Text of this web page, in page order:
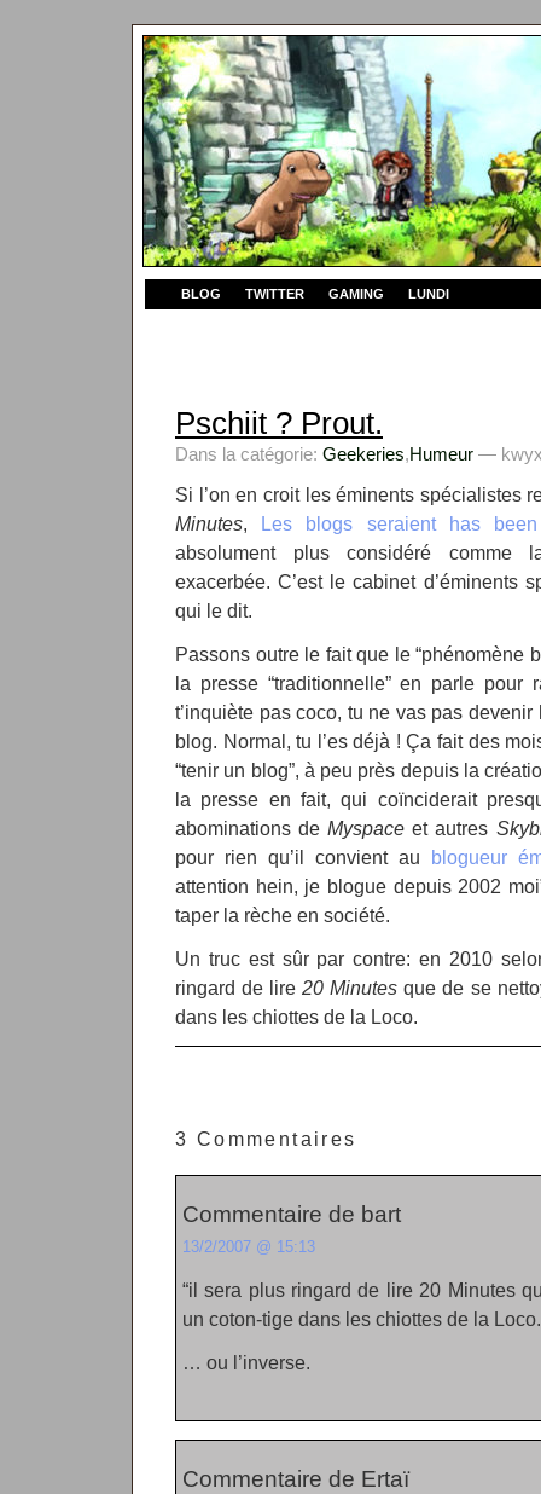
BLOG TWITTER GAMING LUNDI
Pschiit ? Prout.
Dans la catégorie: Geekeries,Humeur —
Si l’on en croit les éminents spécialistes
Minutes, Les blogs seraient has been
absolument plus considéré comme
exacerbée. C’est le cabinet d’éminents
qui le dit.
Passons outre le fait que le “phénomène
la presse “traditionnelle” en parle pour
t’inquiète pas coco, tu ne vas pas
blog. Normal, tu l’es déjà ! Ça fait des
“tenir un blog”, à peu près depuis la
la presse en fait, qui coïnciderait
abominations deMyspace et autres
pour rien qu’il convient au blogueur
attention hein, je blogue depuis 2002
taper la rèche en société.
Un truc est sûr par contre: en 2010
ringard de lire20 Minutes que de se
dans les chiottes de la Loco.
3 Commentaires
Commentaire de bart
13/2/2007 @ 15:13
“il sera plus ringard de lire 20 Minutes
un coton-tige dans les chiottes de la
… ou l’inverse.
Commentaire de Ertaï